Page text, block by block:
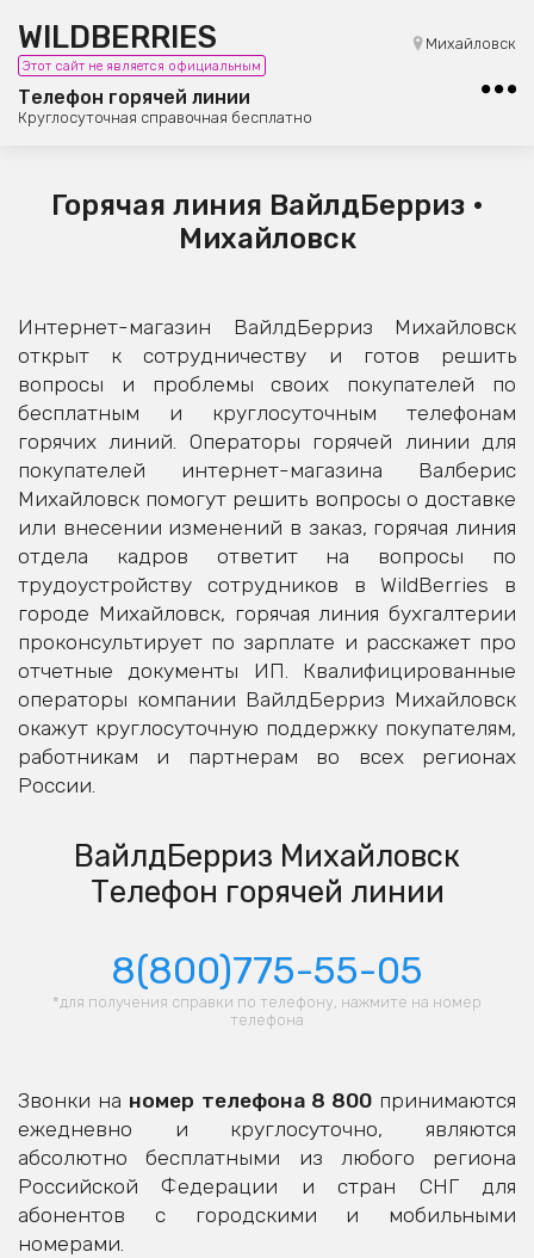
WILDBERRIES
Этот сайт не является официальным
Телефон горячей линии
Круглосуточная справочная бесплатно
Михайловск
8 (800) 101-42-23
Бесплатная юридическая консультация
Горячая линия ВайлдБерриз •
Михайловск
Интернет-магазин ВайлдБерриз Михайловск
открыт к сотрудничеству и готов решить
вопросы и проблемы своих покупателей по
бесплатным и круглосуточным телефонам
горячих линий. Операторы горячей линии для
покупателей интернет-магазина Валберис
Михайловск помогут решить вопросы о доставке
или внесении изменений в заказ, горячая линия
отдела кадров ответит на вопросы по
трудоустройству сотрудников в WildBerries в
городе Михайловск, горячая линия бухгалтерии
проконсультирует по зарплате и расскажет про
отчетные документы ИП. Квалифицированные
операторы компании ВайлдБерриз Михайловск
окажут круглосуточную поддержку покупателям,
работникам и партнерам во всех регионах
России.
ВайлдБерриз Михайловск
Телефон горячей линии
8(800)775-55-05
*для получения справки по телефону, нажмите на номер
телефона
Звонки на номер телефона 8 800принимаются
ежедневно и круглосуточно, являются
абсолютно бесплатными из любого региона
Российской Федерации и стран СНГ для
абонентов с городскими и мобильными
номерами.